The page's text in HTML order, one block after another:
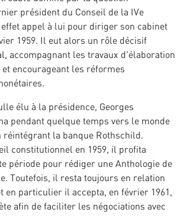
président du Conseil de la IVe
appel à lui pour diriger son cabinet
1959. Il eut alors un rôle décisif
accompagnant les travaux d'élaboration
encourageant les réformes
élu à la présidence, Georges
pendant quelque temps vers le monde
la banque Rothschild.
constitutionnel en 1959, il profita
période pour rédiger une Anthologie de
Toutefois, il resta toujours en relation
en particulier il accepta, en février 1961,
afin de faciliter les négociations avec